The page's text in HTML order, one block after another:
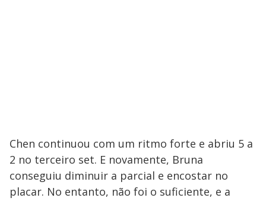
Chen continuou com um ritmo forte e abriu 5 a
2 no terceiro set. E novamente, Bruna
conseguiu diminuir a parcial e encostar no
placar. No entanto, não foi o suficiente, e a